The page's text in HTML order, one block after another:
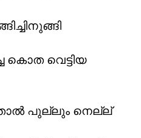
കൊത വെട്ടിയ
പുല്ലും നെല്ല്